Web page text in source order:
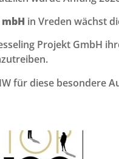
in Vreden wächst
Projekt GmbH
für diese besondere